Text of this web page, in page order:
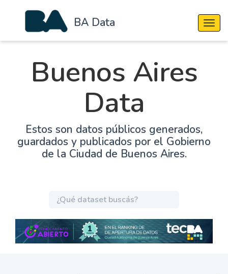
BA Data
Buenos Aires
Data
Estos son datos públicos generados,
guardados y publicados por el Gobierno
de la Ciudad de Buenos Aires.